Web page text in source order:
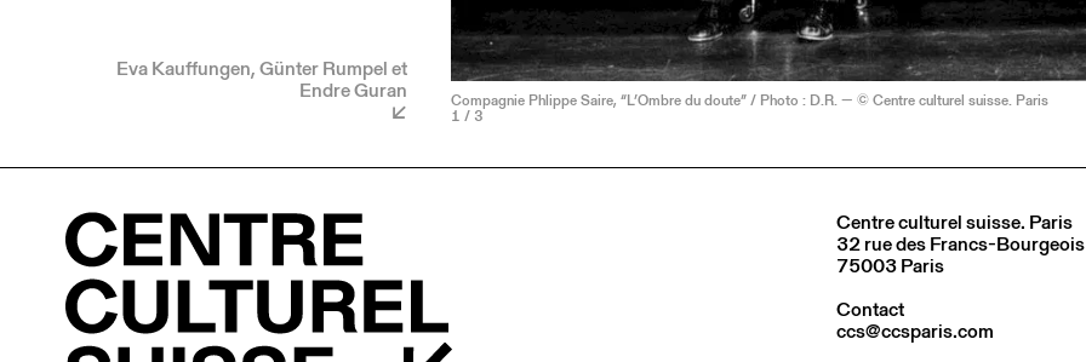
Eva Kauffungen, Günter Rumpel et
Endre Guran Compagnie Phlippe Saire, “L’Ombre du doute” / Photo : D.R. — © Centre culturel suisse. Paris
1 / 3
Centre culturel suisse. Paris
32 rue des Francs-Bourgeois
75003 Paris
Contact
ccs@ccsparis.com